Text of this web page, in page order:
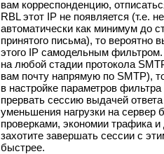
вам корреспонденцию,
RBL этот IP не появляется (т.е.
автоматически как минимум до
принятого письма), то вероятно
этого IP самодельным фильтром.
на любой стадии протокола
вам почту напрямую по SMTP),
в настройке параметров
прервать сессию выдачей
уменьшения нагрузки на сервер
проверками, экономии трафика и
захотите завершать сессии с
быстрее.